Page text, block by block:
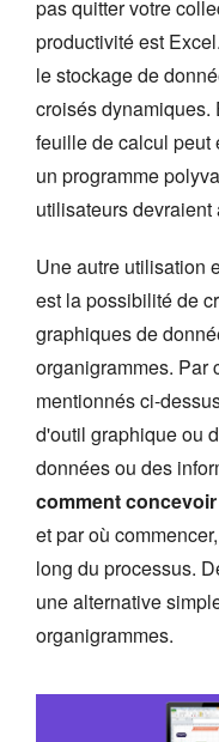
pas quitter votre
productivité est
le stockage de
croisés dynamiques.
feuille de calcul peut
un programme
utilisateurs
Une autre utilisation
est la possibilité de
graphiques de
organigrammes. Par
mentionnés ci-
d'outil graphique ou
données ou des
comment
et par où
long du processus.
une alternative
organigrammes.